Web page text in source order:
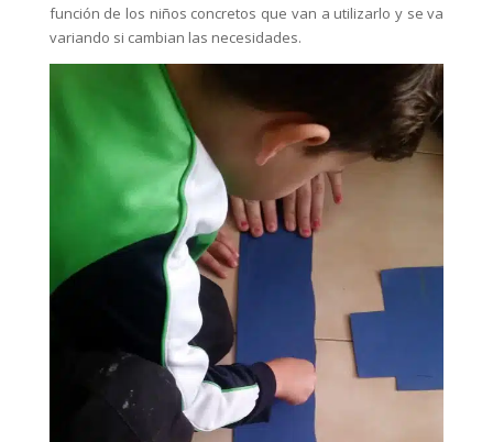
función de los niños concretos que van a utilizarlo y se va
variando si cambian las necesidades.